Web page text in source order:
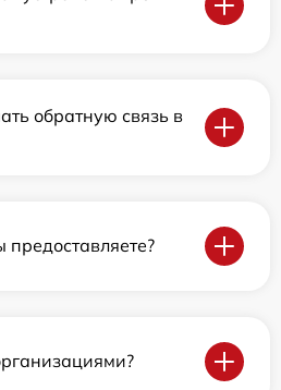
обратную связь в